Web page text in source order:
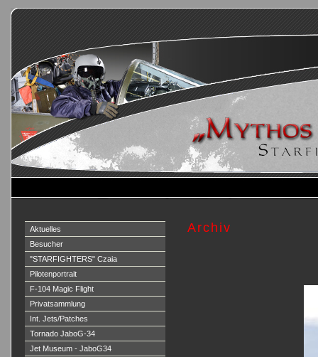
Aktuelles
Besucher
"STARFIGHTERS" Czaia
Pilotenportrait
F-104 Magic Flight
Privatsammlung
Int. Jets/Patches
Tornado JaboG-34
Jet Museum - JaboG34
Archiv